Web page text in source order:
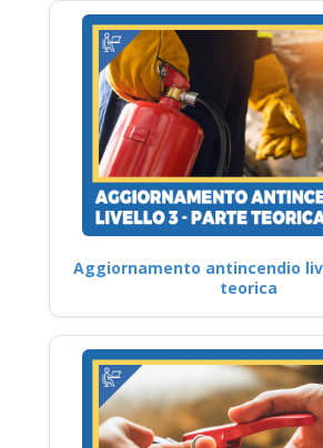
Aggiornamento antincendio
teorica